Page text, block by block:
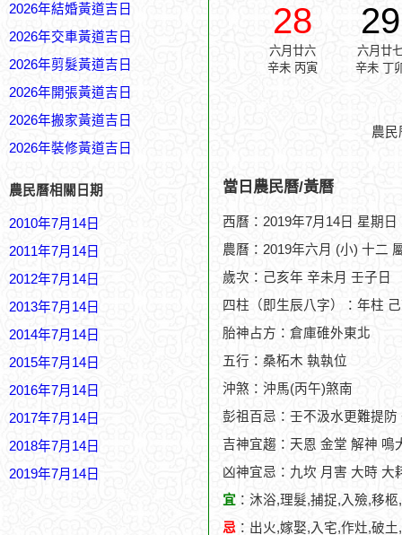
2026年結婚黃道吉日
2026年交車黃道吉日
2026年剪髮黃道吉日
2026年開張黃道吉日
2026年搬家黃道吉日
2026年裝修黃道吉日
農民曆相關日期
2010年7月14日
2011年7月14日
2012年7月14日
2013年7月14日
2014年7月14日
2015年7月14日
2016年7月14日
2017年7月14日
2018年7月14日
2019年7月14日
28
六月廿六
辛未 丙寅
29
六月廿
辛未 丁
農
當日農民曆/黃曆
西曆：2019年7月14日 星期日
農曆：2019年六月 (小) 十二
歲次：己亥年 辛未月 壬子日
四柱（即生辰八字）：年柱
胎神占方：倉庫碓外東北
五行：桑柘木 執執位
沖煞：沖馬(丙午)煞南
彭祖百忌：壬不汲水更難提
吉神宜趨：天恩 金堂 解神 鳴
凶神宜忌：九坎 月害 大時 大
宜 ：沐浴,理髮,捕捉,入殮,移
忌 ：出火,嫁娶,入宅,作灶,破